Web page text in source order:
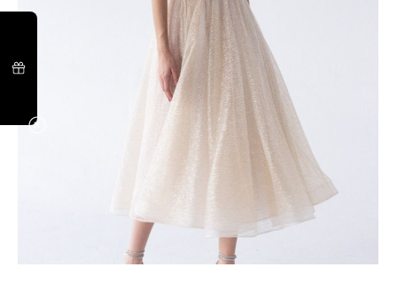
elegancji. Kwiatowy Renesans: Motywy Florystyczne w
Centrum Uwagi W roku 2024 kwiatowe motywy kwitną na
szczytach popularności. Kwiatowe aplikacje, hafty czy printy
na suk